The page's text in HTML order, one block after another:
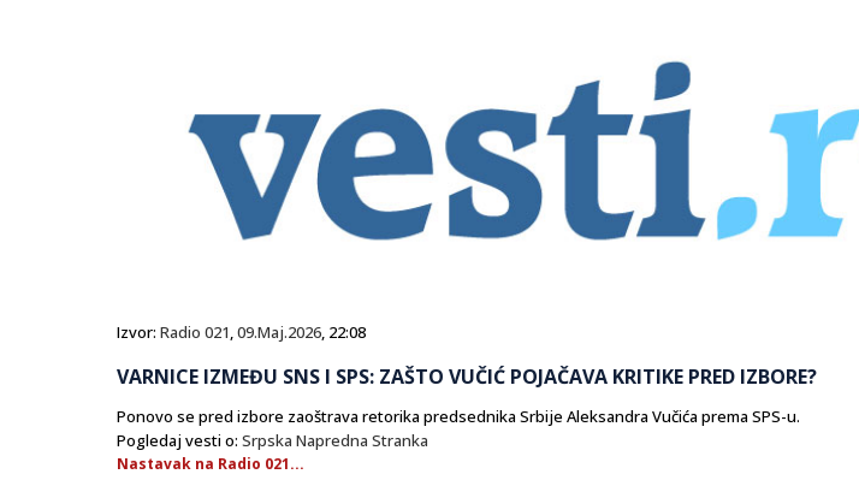
Izvor: Radio 021,09.Maj.2026, 22:08
VARNICE IZMEĐU SNS I SPS: ZAŠTO VUČIĆ POJAČAVA KRITIKE PRED IZBORE?
Ponovo se pred izbore zaoštrava retorika predsednika Srbije Aleksandra Vučića prema SPS-u.
Pogledaj vesti o: Srpska Napredna Stranka
Nastavak na Radio 021...